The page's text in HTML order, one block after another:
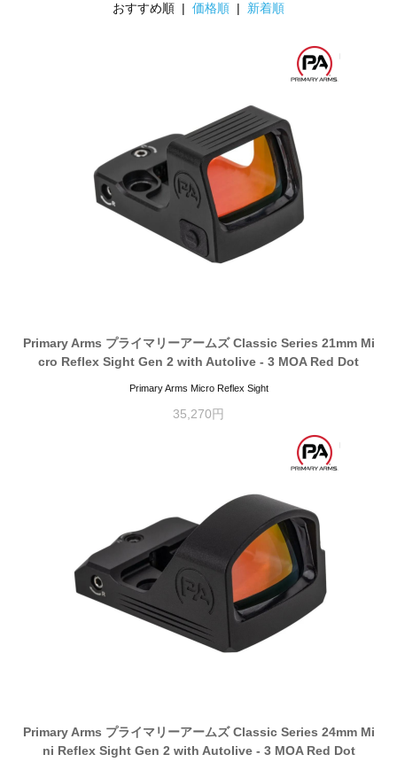
おすすめ順 | 価格順 | 新着順
Primary Arms プライマリーアームズ Classic Series 21mm Mi
cro Reflex Sight Gen 2 with Autolive - 3 MOA Red Dot
Primary Arms Micro Reflex Sight
35,270円
Primary Arms プライマリーアームズ Classic Series 24mm Mi
ni Reflex Sight Gen 2 with Autolive - 3 MOA Red Dot